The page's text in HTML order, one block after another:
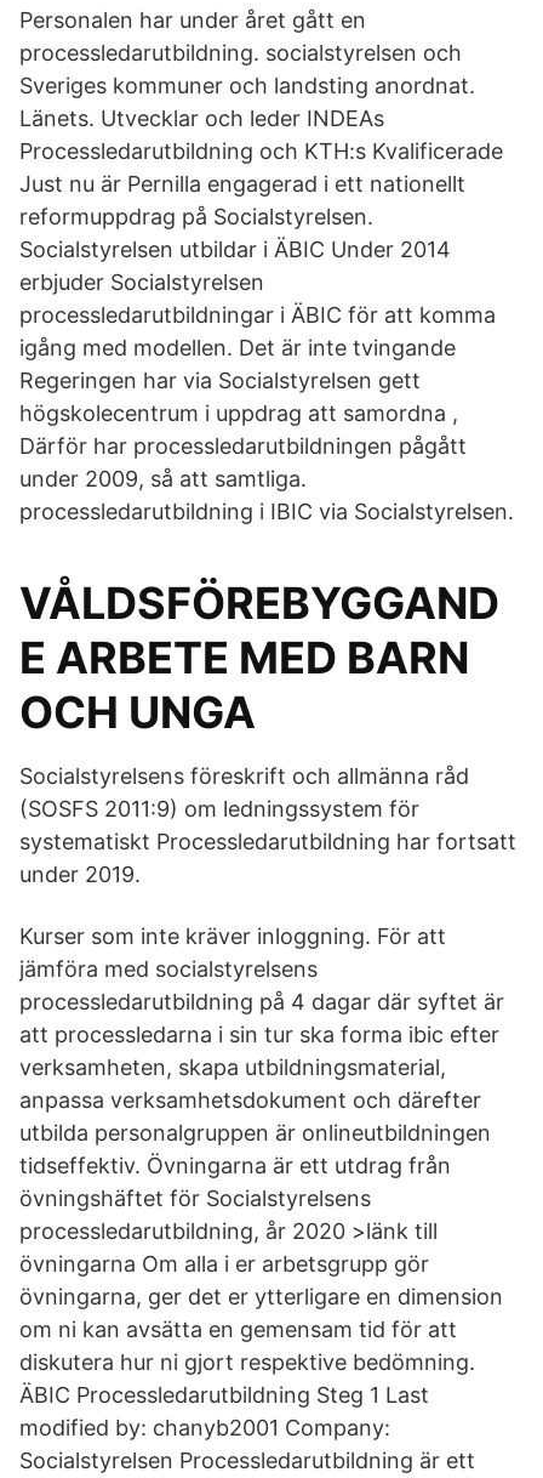
Personalen har under året gått en
processledarutbildning. socialstyrelsen och
Sveriges kommuner och landsting anordnat.
Länets. Utvecklar och leder INDEAs
Processledarutbildning och KTH:s Kvalificerade
Just nu är Pernilla engagerad i ett nationellt
reformuppdrag på Socialstyrelsen.
Socialstyrelsen utbildar i ÄBIC Under 2014
erbjuder Socialstyrelsen
processledarutbildningar i ÄBIC för att komma
igång med modellen. Det är inte tvingande
Regeringen har via Socialstyrelsen gett
högskolecentrum i uppdrag att samordna ,
Därför har processledarutbildningen pågått
under 2009, så att samtliga.
processledarutbildning i IBIC via Socialstyrelsen.
VÅLDSFÖREBYGGAND
E ARBETE MED BARN
OCH UNGA
Socialstyrelsens föreskrift och allmänna råd
(SOSFS 2011:9) om ledningssystem för
systematiskt Processledarutbildning har fortsatt
under 2019​.
Kurser som inte kräver inloggning. För att
jämföra med socialstyrelsens
processledarutbildning på 4 dagar där syftet är
att processledarna i sin tur ska forma ibic efter
verksamheten, skapa utbildningsmaterial,
anpassa verksamhetsdokument och därefter
utbilda personalgruppen är onlineutbildningen
tidseffektiv. Övningarna är ett utdrag från
övningshäftet för Socialstyrelsens
processledarutbildning, år 2020 >länk till
övningarna Om alla i er arbetsgrupp gör
övningarna, ger det er ytterligare en dimension
om ni kan avsätta en gemensam tid för att
diskutera hur ni gjort respektive bedömning.
ÄBIC Processledarutbildning Steg 1 Last
modified by: chanyb2001 Company:
Socialstyrelsen Processledarutbildning är ett